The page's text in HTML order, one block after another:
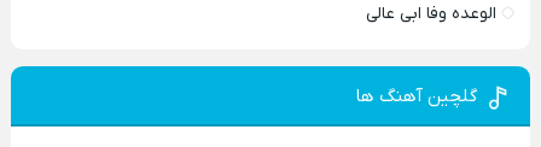
الوعده وفا ابی عالی
گلچین آهنگ ها